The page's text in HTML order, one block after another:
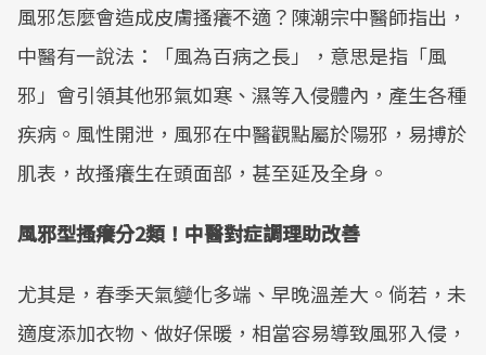
Mute
風邪怎麼會造成皮膚搔癢不適？陳潮宗中醫師指出，
中醫有一說法：「風為百病之長」，意思是指「風
邪」會引領其他邪氣如寒、濕等入侵體內，產生各種
疾病。風性開泄，風邪在中醫觀點屬於陽邪，易搏於
肌表，故搔癢生在頭面部，甚至延及全身。
風邪型搔癢分2類！中醫對症調理助改善
尤其是，春季天氣變化多端、早晚溫差大。倘若，未
適度添加衣物、做好保暖，相當容易導致風邪入侵，